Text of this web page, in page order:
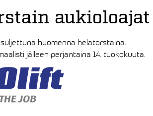
aukioloajat
huomenna helatorstaina.
jälleen perjantaina 14. tuokokuuta.